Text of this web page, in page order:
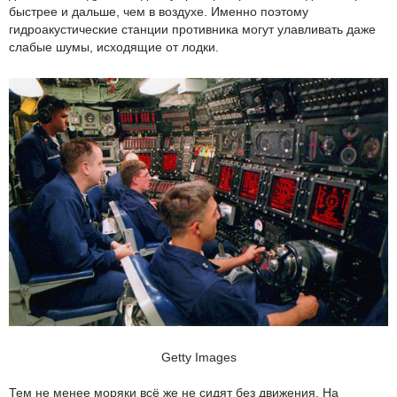
быстрее и дальше, чем в воздухе. Именно поэтому
гидроакустические станции противника могут улавливать даже
слабые шумы, исходящие от лодки.
Getty Images
Тем не менее моряки всё же не сидят без движения. На